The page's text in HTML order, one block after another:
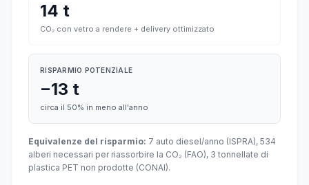
14 t
CO₂ con vetro a rendere + delivery ottimizzato
RISPARMIO POTENZIALE
−13 t
circa il 50% in meno all'anno
Equivalenze del risparmio: 7 auto diesel/anno (ISPRA), 534
alberi necessari per riassorbire la CO₂ (FAO), 3 tonnellate di
plastica PET non prodotte (CONAI).